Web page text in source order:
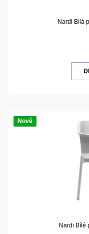
Nardi Bílá
Nové
Nardi Bílé